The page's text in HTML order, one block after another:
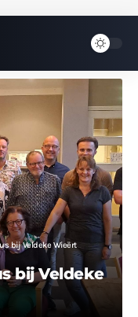
bij Veldeke Wieërt
bij Veldeke